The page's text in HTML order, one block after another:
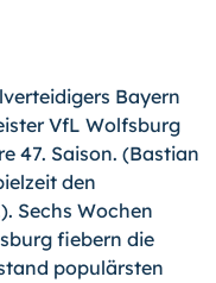
Bayern
VfL Wolfsburg
47. Saison. (Bastian
den
Sechs Wochen
fiebern die
populärsten